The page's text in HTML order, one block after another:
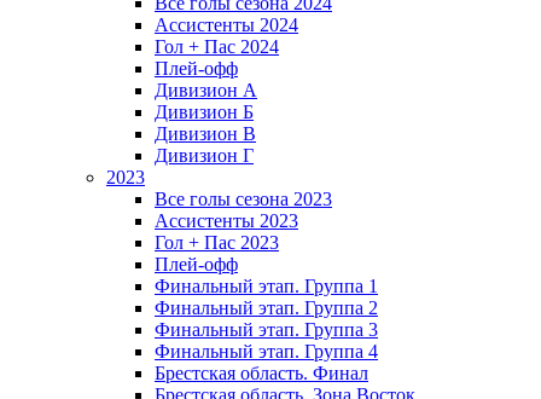
Ассистенты 2024
Гол + Пас 2024
Плей-офф
Дивизион A
Дивизион Б
Дивизион В
Дивизион Г
2023
Все голы сезона 2023
Ассистенты 2023
Гол + Пас 2023
Плей-офф
Финальный этап. Группа 1
Финальный этап. Группа 2
Финальный этап. Группа 3
Финальный этап. Группа 4
Брестская область. Финал
Брестская область. Зона Восток